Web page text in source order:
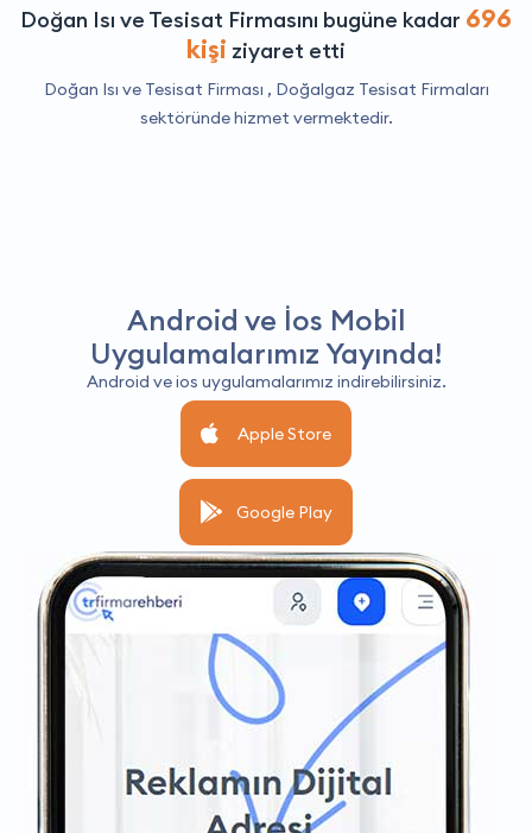
Doğan Isı ve Tesisat Firmasını bugüne kadar 696
kişi ziyaret etti
Doğan Isı ve Tesisat Firması , Doğalgaz Tesisat Firmaları
sektöründe hizmet vermektedir.
Android ve İos Mobil
Uygulamalarımız Yayında!
Android ve ios uygulamalarımız indirebilirsiniz.
Apple Store
Google Play